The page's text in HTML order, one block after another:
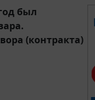
был
(контракта)